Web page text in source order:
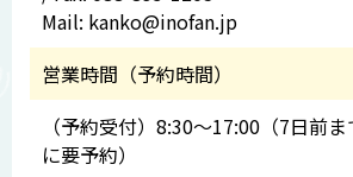
Mail: kanko@inofan.jp
営業時間（予約時間）
（予約受付）8:30～17:00（7日前ま
に要予約）